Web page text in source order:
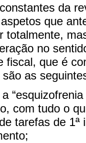
da
que
totalmente,
no
fiscal, que é
as
com tudo o
tarefas de